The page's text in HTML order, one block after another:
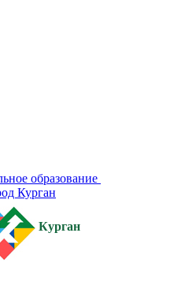
образование
Курган
Курган